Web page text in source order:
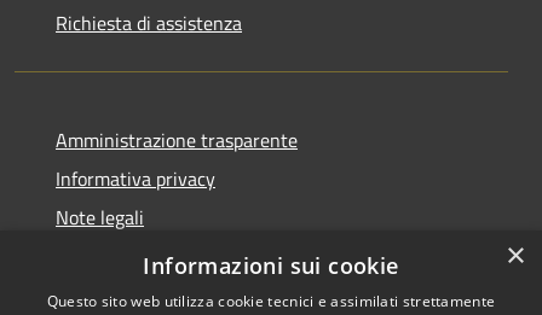
Richiesta di assistenza
Amministrazione trasparente
Informativa privacy
Note legali
Dichiarazione di accessibilità
×
Informazioni sui cookie
Questo sito web utilizza cookie tecnici e assimilati strettamente